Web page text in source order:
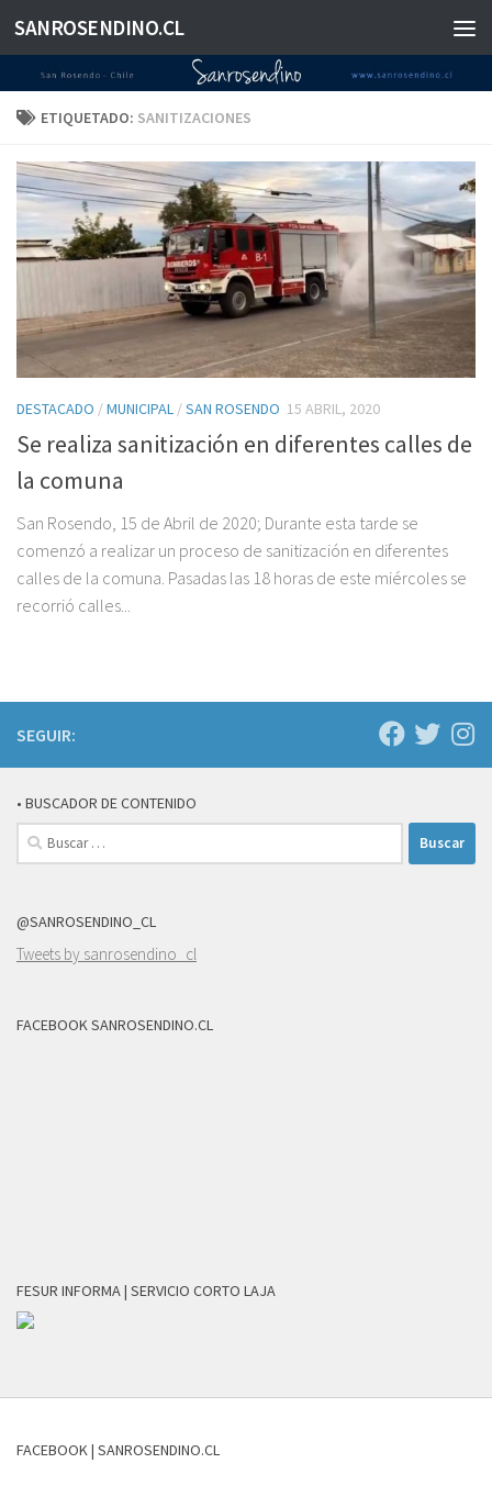
Saltar al contenido
SANROSENDINO.CL
ETIQUETADO: SANITIZACIONES
DESTACADO /MUNICIPAL /SAN ROSENDO 15 ABRIL, 2020
Se realiza sanitización en diferentes calles de
la comuna
San Rosendo, 15 de Abril de 2020; Durante esta tarde se
comenzó a realizar un proceso de sanitización en diferentes
calles de la comuna. Pasadas las 18 horas de este miércoles se
recorrió calles...
SEGUIR:
• BUSCADOR DE CONTENIDO
Buscar:
@SANROSENDINO_CL
Tweets by sanrosendino_cl
FACEBOOK SANROSENDINO.CL
FESUR INFORMA | SERVICIO CORTO LAJA
FACEBOOK | SANROSENDINO.CL